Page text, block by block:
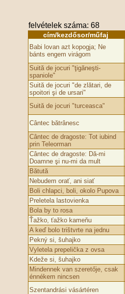
felvételek száma: 68
cím/kezdősor/műfaj
Babi lovan azt kopogja; Ne
bánts engem virágom
Suită de jocuri "ţigăneşti-
spaniole"
Suită de jocuri "de zlătari, de
spoitori şi de ursari"
Suită de jocuri "turceasca"
Cântec bătrânesc
Cântec de dragoste: Tot iubind
prin Teleorman
Cântec de dragoste: Dă-mi
Doamne şi nu-mi da mult
Bătută
Nebudem orať, ani siať
Boli chlapci, boli, okolo Pupova
Preletela lastovienka
Bola by to rosa
Ťažko, ťažko kameňu
A keď bolo trištvrte na jednu
Pekný si, šuhajko
Vyletela prepelička z ovsa
Kdeže si, šuhajko
Mindennek van szeretője, csak
énnékem nincsen
Szentandrási vásártéren